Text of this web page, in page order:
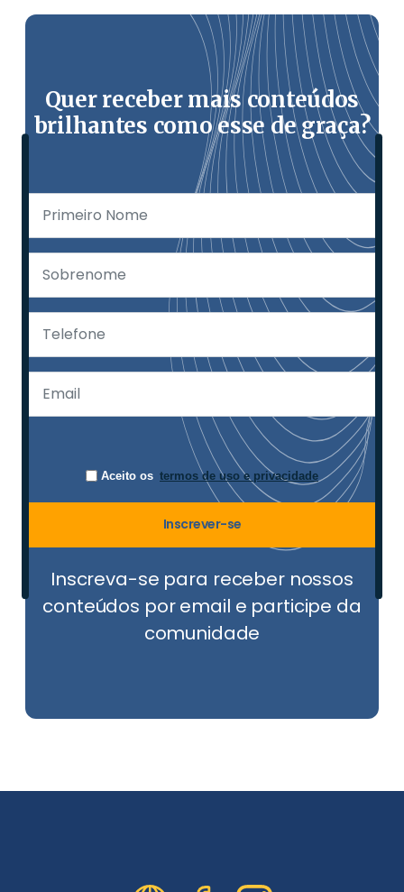
Quer receber mais conteúdos
brilhantes como esse de graça?
Aceito os termos de uso e privacidade
Inscrever-se
Inscreva-se para receber nossos
conteúdos por email e participe da
comunidade